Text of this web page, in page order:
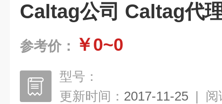
Caltag公司 Caltag代
参考价： ￥0~0
型号：
更新时间： 2017-11-25 | 阅